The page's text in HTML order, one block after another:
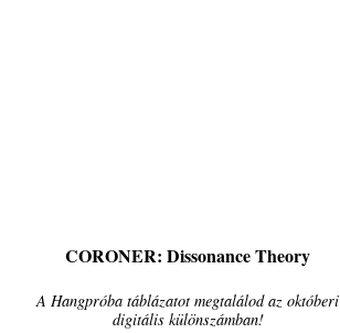
CORONER: Dissonance Theory
A Hangpróba táblázatot megtalálod az októberi
digitális különszámban!